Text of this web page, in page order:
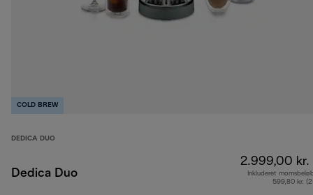
COLD BREW
DEDICA DUO
Dedica Duo
2.999,00 kr.
Inkluderet
599,80 kr.